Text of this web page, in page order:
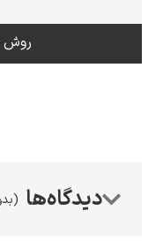
روش ساخت و ارسال
(بدون دیدگاه)